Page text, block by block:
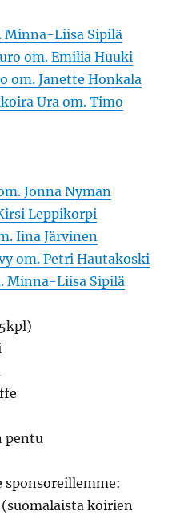
Minna-Liisa Sipilä
om. Emilia Huuki
om. Janette Honkala
Ura om. Timo
Jonna Nyman
Leppikorpi
Iina Järvinen
om. Petri Hautakoski
Minna-Liisa Sipilä
pentu
(suomalaista koirien